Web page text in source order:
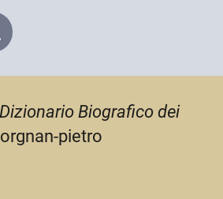
Dizionario Biografico dei
pietro